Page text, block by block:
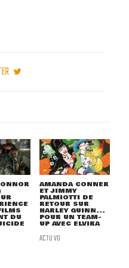
DU
AMANDA CONNER
ET JIMMY
PALMIOTTI DE
RETOUR SUR
HARLEY QUINN...
POUR UN TEAM-
UP AVEC ELVIRA
ACTU VO